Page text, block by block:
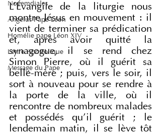
Novemdiales
Angelus Pape Léon
Homélie pape Léon XIV
Lettre Apostolique
Message du Pape
L'Évangile de la liturgie nous
montre Jésus en mouvement : il
vient de terminer sa prédication
et, après avoir quitté la
synagogue, il se rend chez
Simon Pierre, où il guérit sa
belle-mère ; puis, vers le soir, il
sort à nouveau pour se rendre à
la porte de la ville, où il
rencontre de nombreux malades
et possédés qu'il guérit ; le
lendemain matin, il se lève tôt